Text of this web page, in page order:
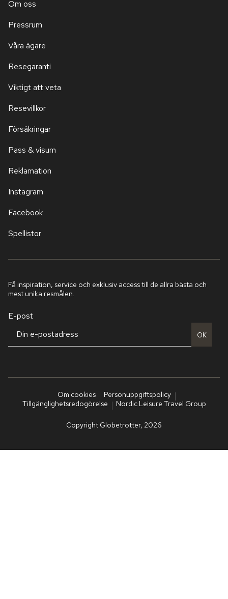
Om oss
Pressrum
Våra ägare
Resegaranti
Viktigt att veta
Resevillkor
Försäkringar
Pass & visum
Reklamation
Instagram
Facebook
Spellistor
Få inspiration, service och exklusiv access till de allra bästa och
mest unika resmålen.
E-post
OK
Om cookies
Personuppgiftspolicy
Tillgänglighetsredogörelse
Nordic Leisure Travel Group
Copyright Globetrotter, 2026